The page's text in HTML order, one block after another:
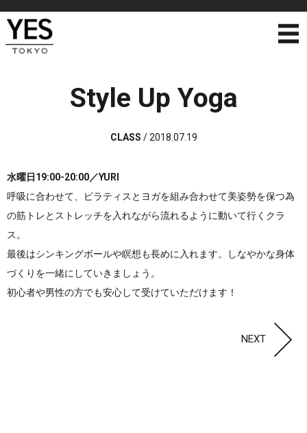
Style Up Yoga
CLASS /2018.07.19
水曜日19:00-20:00／YURI
呼吸に合わせて、ピラティスとヨガを組み合わせて美姿勢を保つ為
の筋トレとストレッチを入れながら流れるように動いて行くクラ
ス。
最後はシンキングボールや瞑想も長めに入れます。しなやかな身体
づくりを一緒にしていきましょう。
初心者や男性の方でも安心して受けていただけます！
NEXT